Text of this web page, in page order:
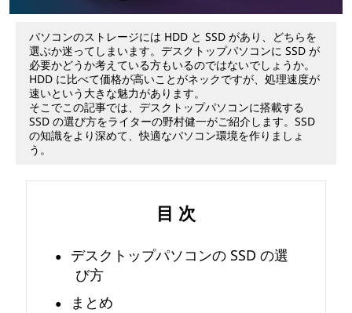
の
パソコンのストレージには HDD と SSD があり、どちらを
選ぶか迷ってしまいます。デスクトップパソコンに SSD が
必要かどうか考えている方もいるのではないでしょうか。
HDD に比べて価格が高いことがネックですが、処理速度が
速いという大きな魅力があります。
そこでこの記事では、デスクトップパソコンに搭載する
SSD の選び方をライターの野村健一がご紹介します。SSD
の知識をより深めて、快適なパソコン環境を作りましょ
う。
目 次
デスクトップパソコンの SSD の選
び方
まとめ